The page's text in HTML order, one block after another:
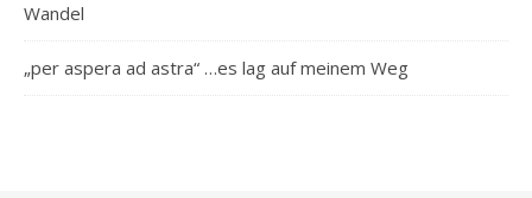
Wandel
„per aspera ad astra“ …es lag auf meinem Weg